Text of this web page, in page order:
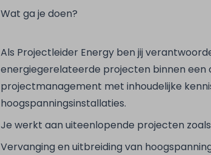
Wat ga je doen?
Als Projectleider Energy ben jij
energiegerelateerde projecten binnen
projectmanagement met inhoudelijke
hoogspanningsinstallaties.
Je werkt aan uiteenlopende projecten
Vervanging en uitbreiding van